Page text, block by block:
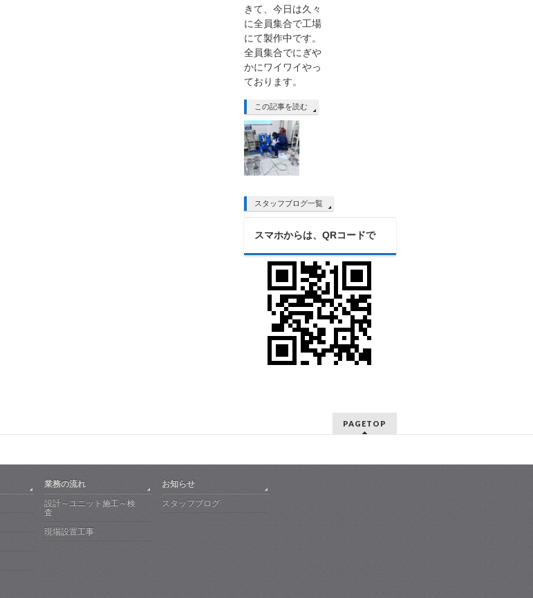
きて、今日は久々
に全員集合で工場
にて製作中です。
全員集合でにぎや
かにワイワイやっ
ております。
この記事を読む
スタッフブログ一覧
スマホからは、QRコードで
PAGETOP
業務の流れ
設計～ユニット施工～検
査
現場設置工事
お知らせ
スタッフブログ